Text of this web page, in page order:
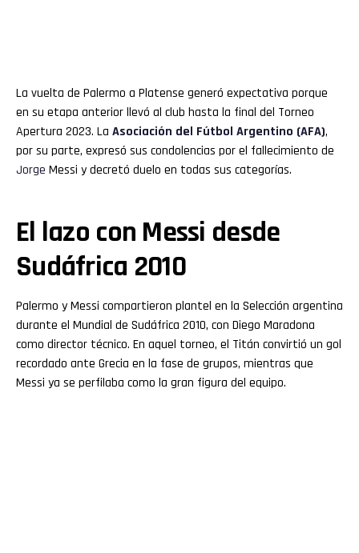
La vuelta de Palermo a Platense generó expectativa porque
en su etapa anterior llevó al club hasta la final del Torneo
Apertura 2023. La Asociación del Fútbol Argentino (AFA),
por su parte, expresó sus condolencias por el fallecimiento de
Jorge Messi y decretó duelo en todas sus categorías.
El lazo con Messi desde
Sudáfrica 2010
Palermo y Messi compartieron plantel en la Selección argentina
durante el Mundial de Sudáfrica 2010, con Diego Maradona
como director técnico. En aquel torneo, el Titán convirtió un gol
recordado ante Grecia en la fase de grupos, mientras que
Messi ya se perfilaba como la gran figura del equipo.